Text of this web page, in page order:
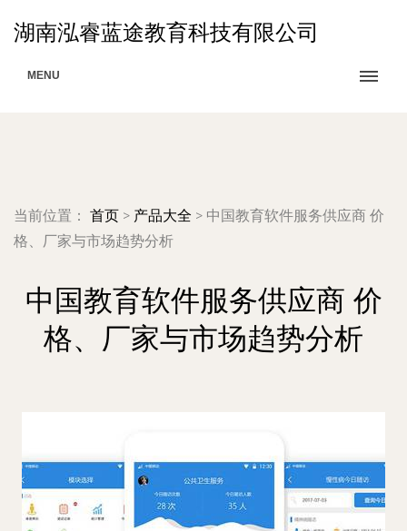
湖南泓睿蓝途教育科技有限公司
MENU
当前位置： 首页 > 产品大全 > 中国教育软件服务供应商 价
格、厂家与市场趋势分析
中国教育软件服务供应商 价
格、厂家与市场趋势分析